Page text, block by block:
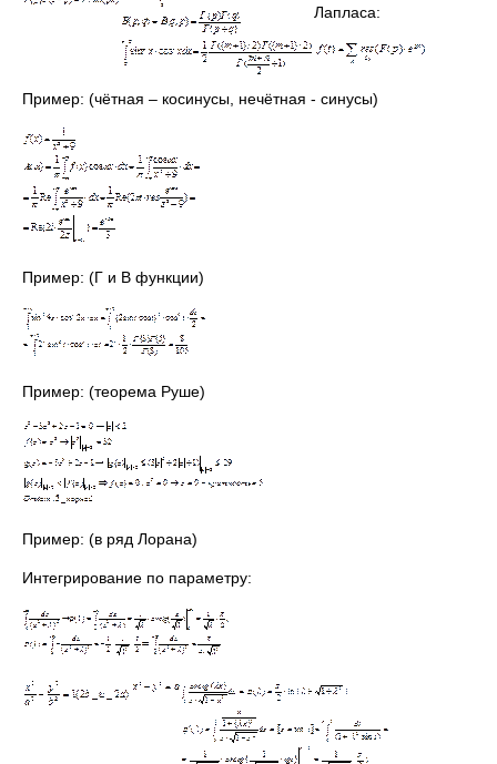
Лапласа:
Пример: (чётная – косинусы, нечётная - синусы)
Пример: (Г и В функции)
Пример: (теорема Руше)
Пример: (в ряд Лорана)
Интегрирование по параметру: